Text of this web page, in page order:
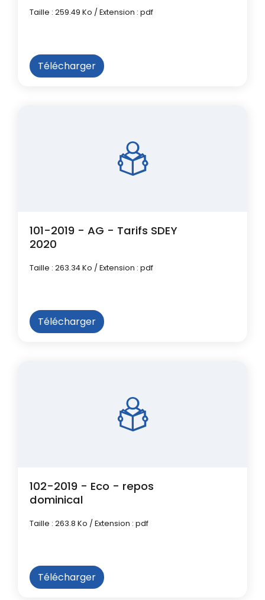
Taille : 259.49 Ko / Extension : pdf
Télécharger
101-2019 - AG - Tarifs SDEY
2020
Taille : 263.34 Ko / Extension : pdf
Télécharger
102-2019 - Eco - repos
dominical
Taille : 263.8 Ko / Extension : pdf
Télécharger